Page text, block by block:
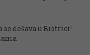
se dešava u Bistrici!